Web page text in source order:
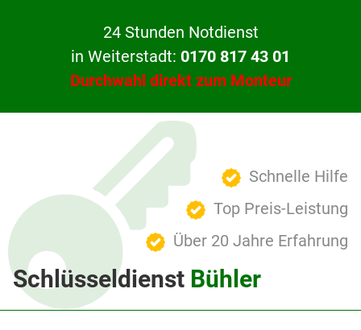
24 Stunden Notdienst
in Weiterstadt: 0170 817 43 01
Durchwahl direkt zum Monteur
Schnelle Hilfe
Top Preis-Leistung
Über 20 Jahre Erfahrung
Schlüsseldienst Bühler